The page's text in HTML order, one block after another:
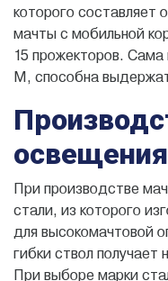
которого составляет
мачты с мобильной
15 прожекторов.
М, способна
освещения
При производстве
стали, из которого
для высокомачтовой
гибки ствол получает
При выборе марки